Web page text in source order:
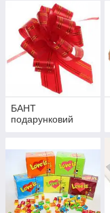
БАНТ
подарунковий